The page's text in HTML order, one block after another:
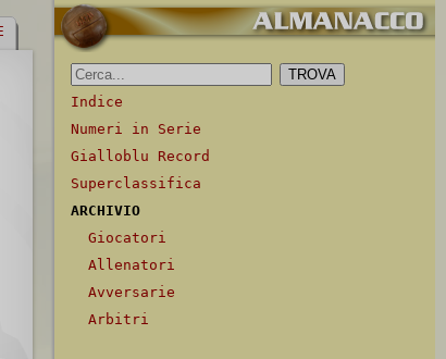
Indice
Numeri in Serie
Gialloblu Record
Superclassifica
ARCHIVIO
Giocatori
Allenatori
Avversarie
Arbitri